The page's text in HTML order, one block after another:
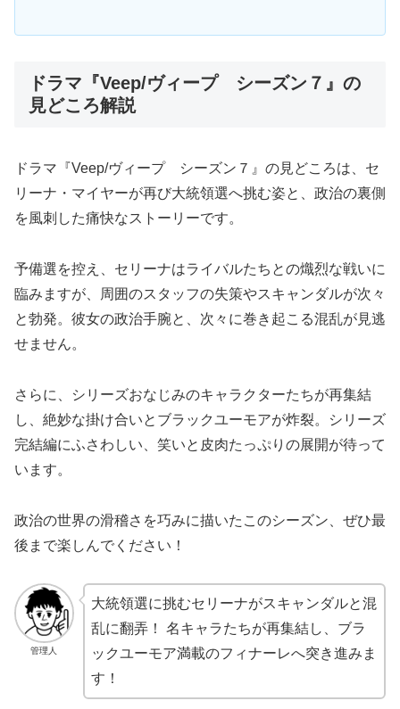
ドラマ『Veep/ヴィープ シーズン７』の
見どころ解説
ドラマ『Veep/ヴィープ シーズン７』の見どころは、セ
リーナ・マイヤーが再び大統領選へ挑む姿と、政治の裏側
を風刺した痛快なストーリーです。
予備選を控え、セリーナはライバルたちとの熾烈な戦いに
臨みますが、周囲のスタッフの失策やスキャンダルが次々
と勃発。彼女の政治手腕と、次々に巻き起こる混乱が見逃
せません。
さらに、シリーズおなじみのキャラクターたちが再集結
し、絶妙な掛け合いとブラックユーモアが炸裂。シリーズ
完結編にふさわしい、笑いと皮肉たっぷりの展開が待って
います。
政治の世界の滑稽さを巧みに描いたこのシーズン、ぜひ最
後まで楽しんでください！
管理人
大統領選に挑むセリーナがスキャンダルと混
乱に翻弄！ 名キャラたちが再集結し、ブラ
ックユーモア満載のフィナーレへ突き進みま
す！